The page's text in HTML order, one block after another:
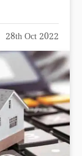
28th Oct 2022